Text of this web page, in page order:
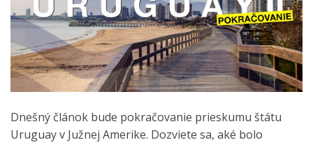
Dnešný článok bude pokračovanie prieskumu štátu
Uruguay v Južnej Amerike. Dozviete sa, aké bolo